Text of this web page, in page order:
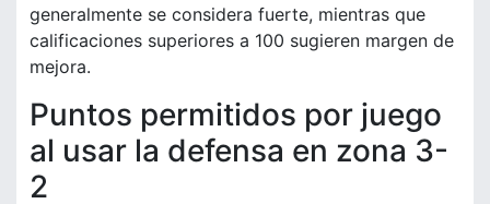
generalmente se considera fuerte, mientras que
calificaciones superiores a 100 sugieren margen de
mejora.
Puntos permitidos por juego
al usar la defensa en zona 3-
2